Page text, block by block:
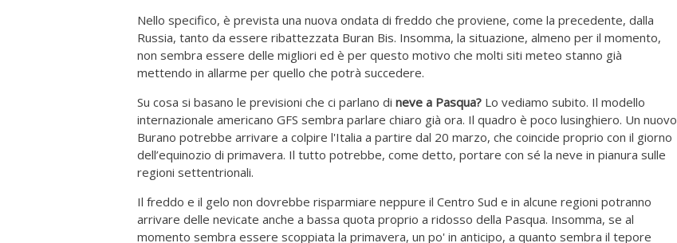
Nello specifico, è prevista una nuova ondata di freddo che proviene, come la precedente, dalla
Russia, tanto da essere ribattezzata Buran Bis. Insomma, la situazione, almeno per il momento,
non sembra essere delle migliori ed è per questo motivo che molti siti meteo stanno già
mettendo in allarme per quello che potrà succedere.
Su cosa si basano le previsioni che ci parlano di neve a Pasqua? Lo vediamo subito. Il modello
internazionale americano GFS sembra parlare chiaro già ora. Il quadro è poco lusinghiero. Un nuovo
Burano potrebbe arrivare a colpire l'Italia a partire dal 20 marzo, che coincide proprio con il giorno
dell’equinozio di primavera. Il tutto potrebbe, come detto, portare con sé la neve in pianura sulle
regioni settentrionali.
Il freddo e il gelo non dovrebbe risparmiare neppure il Centro Sud e in alcune regioni potranno
arrivare delle nevicate anche a bassa quota proprio a ridosso della Pasqua. Insomma, se al
momento sembra essere scoppiata la primavera, un po' in anticipo, a quanto sembra il tepore